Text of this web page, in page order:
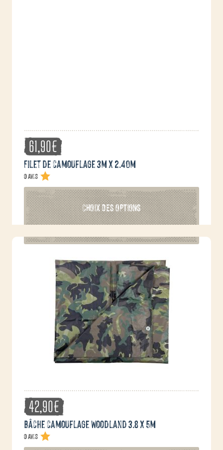
61,90€
Filet de camouflage 3m x 2.40m
0 avis
CHOIX DES OPTIONS
Ce
produit
a
variations.
options
peuvent
être
choisies
sur
la
page
du
produit
42,90€
Bâche camouflage Woodland 3.8 x 5m
0 avis